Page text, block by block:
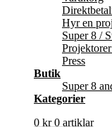
Hyr en
Super 8 /
Press
Butik
Super 8
Kategorier
0 kr 0 artiklar